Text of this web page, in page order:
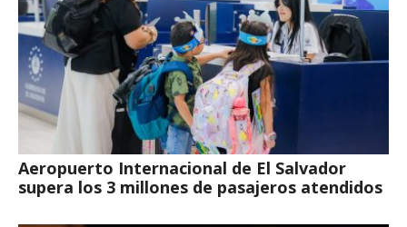
Aeropuerto Internacional de El Salvador
supera los 3 millones de pasajeros atendidos